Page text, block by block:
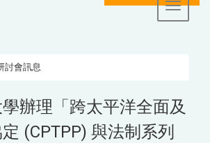
Toggle
討會訊息
辦理「跨太平洋全面及
(CPTPP) 與法制系列